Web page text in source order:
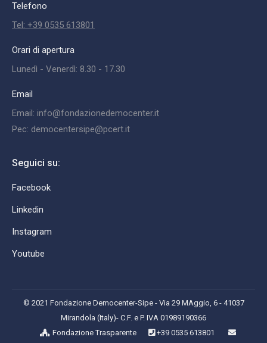
Telefono
Tel: +39 0535 613801
Orari di apertura
Lunedì - Venerdì: 8.30 - 17.30
Email
Email: info@fondazionedemocenter.it
Pec: democentersipe@pcert.it
Seguici su:
Facebook
Linkedin
Instagram
Youtube
© 2021 Fondazione Democenter-Sipe - Via 29 MAggio, 6 - 41037
Mirandola (Italy)- C.F. e P. IVA 01989190366
Fondazione Trasparente
+39 0535 613801